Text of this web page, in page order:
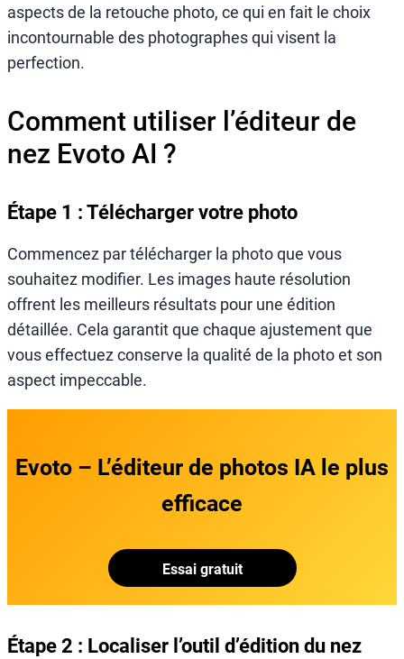
aspects de la retouche photo, ce qui en fait le choix
incontournable des photographes qui visent la
perfection.
Comment utiliser l’éditeur de
nez Evoto AI ?
Étape 1 : Télécharger votre photo
Commencez par télécharger la photo que vous
souhaitez modifier. Les images haute résolution
offrent les meilleurs résultats pour une édition
détaillée. Cela garantit que chaque ajustement que
vous effectuez conserve la qualité de la photo et son
aspect impeccable.
Evoto – L’éditeur de photos IA le plus
efficace
Essai gratuit
Étape 2 : Localiser l’outil d’édition du nez